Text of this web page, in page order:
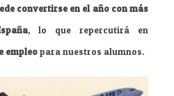
convertirse en el año con más
, lo que repercutirá en
empleopara nuestros alumnos.